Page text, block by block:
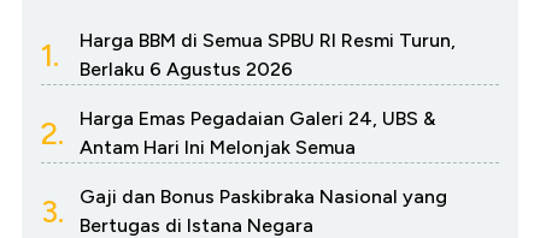
1.
Harga BBM di Semua SPBU RI Resmi Turun,
Berlaku 6 Agustus 2026
2.
Harga Emas Pegadaian Galeri 24, UBS &
Antam Hari Ini Melonjak Semua
3.
Gaji dan Bonus Paskibraka Nasional yang
Bertugas di Istana Negara